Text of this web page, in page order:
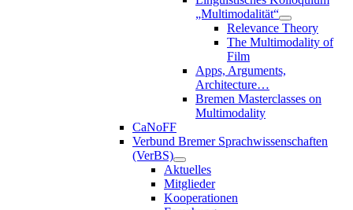
„Multimodalität“
Relevance Theory
The Multimodality of
Film
Apps, Arguments,
Architecture…
Bremen Masterclasses on
Multimodality
CaNoFF
Verbund Bremer Sprachwissenschaften
(VerBS)
Aktuelles
Mitglieder
Kooperationen